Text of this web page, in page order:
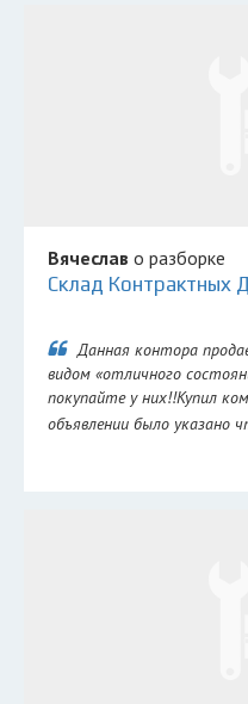
Вячеслав о разборке
Склад Контрактных
Данная контора
видом «отличного
покупайте у них!!Купил
объявлении было указано